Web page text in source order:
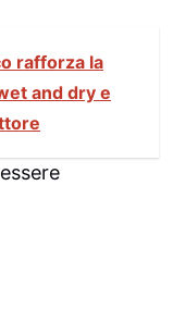
rafforza la
and dry e